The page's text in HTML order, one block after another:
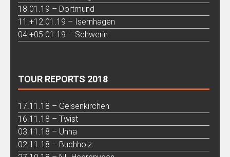
18.01.19 – Dortmund
11.+12.01.19 – Isernhagen
04.+05.01.19 – Schwerin
TOUR REPORTS 2018
17.11.18 – Gelsenkirchen
16.11.18 – Twist
03.11.18 – Unna
02.11.18 – Buchholz